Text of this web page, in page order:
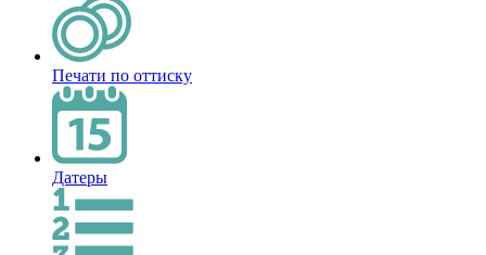
Печати по оттиску
Датеры